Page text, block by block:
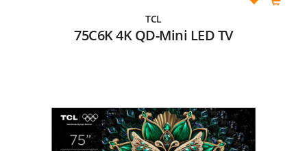
TCL
75C6K 4K QD-Mini LED TV